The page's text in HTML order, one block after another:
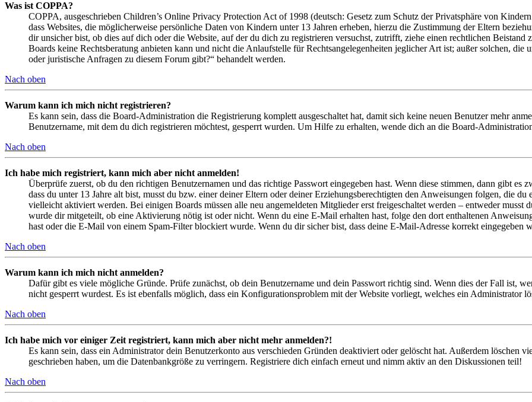
Was ist COPPA?
COPPA, ausgeschrieben Children’s Online Privacy Protection Act of 1998 (deutsch: Gesetz zum Schutz der Privatsphäre von
dass Websites, die möglicherweise persönliche Daten von Kindern unter 13 Jahren erheben, hierzu die Zustimmung der Eltern
dir unsicher bist, ob dies auf dich oder die Website, auf der du dich zu registrieren versuchst, zutrifft, ziehe einen rechtlichen
Boards keine Rechtsberatung anbieten kann und nicht die Anlaufstelle für Rechtsangelegenheiten jeglicher Art ist; außer solchen,
oder juristische Anfragen zu diesem Forum gibt?“ behandelt werden.
Nach oben
Warum kann ich mich nicht registrieren?
Es kann sein, dass die Board-Administration die Registrierung komplett ausgeschaltet hat, damit sich keine neuen Benutzer mehr
Benutzername, mit dem du dich registrieren möchtest, gesperrt wurden. Um Hilfe zu erhalten, wende dich an die Board-
Nach oben
Ich habe mich registriert, kann mich aber nicht anmelden!
Überprüfe zuerst, ob du den richtigen Benutzernamen und das richtige Passwort eingegeben hast. Wenn diese stimmen, dann gibt es
dass du unter 13 Jahre alt bist, musst du bzw. einer deiner Eltern oder deiner Erziehungsberechtigten den Anweisungen folgen, die
vielleicht aktiviert werden. Bei einigen Boards müssen alle neu angemeldeten Mitglieder erst freigeschaltet werden – entweder musst
wurde dir mitgeteilt, ob eine Aktivierung nötig ist oder nicht. Wenn du eine E-Mail erhalten hast, folge den dort enthaltenen
hast oder die E-Mail von einem Spam-Filter blockiert wurde. Wenn du dir sicher bist, dass deine E-Mail-Adresse korrekt eingegeben
Nach oben
Warum kann ich mich nicht anmelden?
Dafür gibt es viele mögliche Gründe. Prüfe zunächst, ob dein Benutzername und dein Passwort richtig sind. Wenn dies der Fall ist,
nicht gesperrt wurdest. Es ist ebenfalls möglich, dass ein Konfigurationsproblem mit der Website vorliegt, welches ein Administrator
Nach oben
Ich habe mich vor einiger Zeit registriert, kann mich aber nicht mehr anmelden?!
Es kann sein, dass ein Administrator dein Benutzerkonto aus verschieden Gründen deaktiviert oder gelöscht hat. Außerdem löschen
geschrieben haben, um die Datenbankgröße zu verringern. Registriere dich einfach erneut und nimm aktiv an den Diskussionen teil!
Nach oben